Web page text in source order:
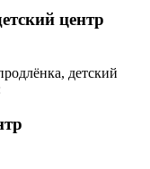
центр
детский